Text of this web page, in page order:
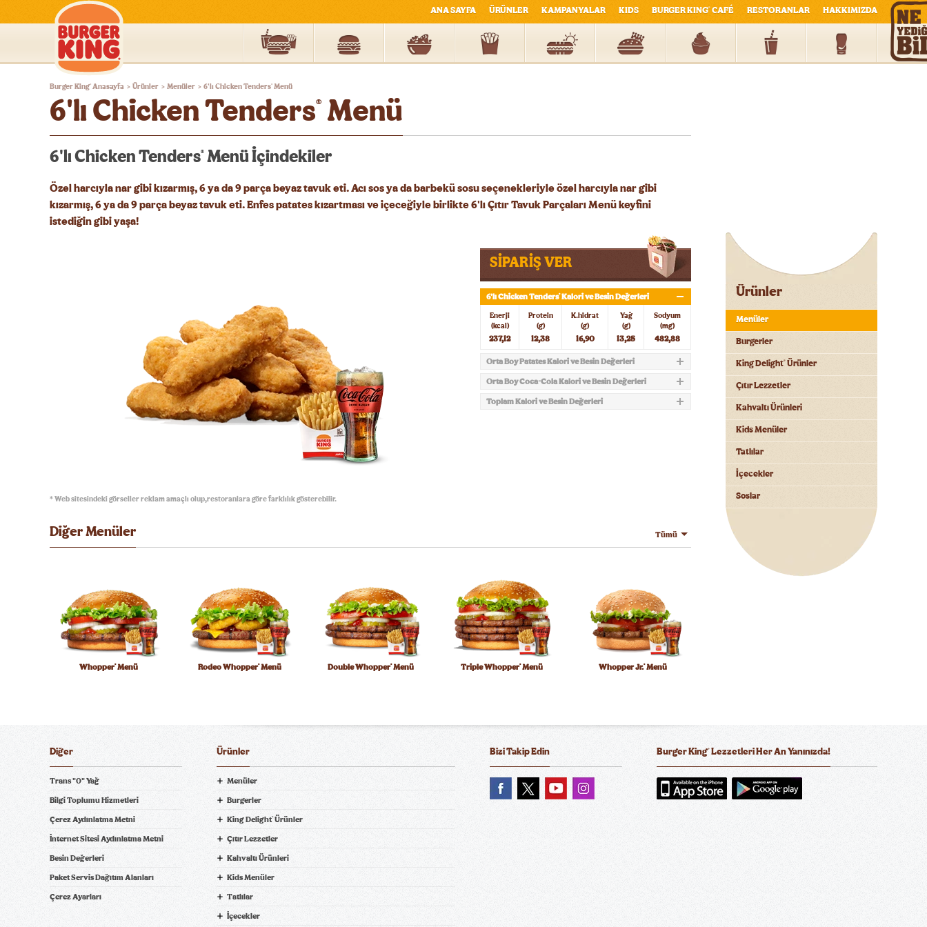
Burger
King®
Türkiye
ANA SAYFA ÜRÜNLER KAMPANYALAR KIDS BURGER KING® CAFÉ RESTORANLAR HAKKIMIZDA
Burger King® Anasayfa > Ürünler > Menüler > 6'lı Chicken Tenders® Menü
6'lı Chicken Tenders® Menü
6'lı Chicken Tenders® Menü İçindekiler
Özel harcıyla nar gibi kızarmış, 6 ya da 9 parça beyaz tavuk eti. Acı sos ya da barbekü sosu seçenekleriyle özel harcıyla nar gibi
kızarmış, 6 ya da 9 parça beyaz tavuk eti. Enfes patates kızartması ve içeceğiyle birlikte 6'lı Çıtır Tavuk Parçaları Menü keyfini
istediğin gibi yaşa!
* Web sitesindeki görseller reklam amaçlı olup,restoranlara göre farklılık gösterebilir.
SİPARİŞ VER
6'lı Chicken Tenders®Kalori ve Besin Değerleri
Enerji
(kcal)
237,12
Protein
(g)
12,38
K.hidrat
(g)
16,90
Yağ
(g)
13,25
Sodyum
(mg)
482,88
Orta Boy Patates Kalori ve Besin Değerleri
Orta Boy Coca-Cola Kalori ve Besin Değerleri
Toplam Kalori ve Besin Değerleri
Diğer Menüler
Whopper®Menü Rodeo Whopper®Menü Double Whopper®Menü Triple Whopper®Menü Whopper Jr.®Menü
Plant-Based Whopper Menü Double Whopper Jr. Menü King Beef Burger Menü Trüflü King Beef Burger Menü
Tümü
Ürünler
Menüler
Burgerler
King Delight® Ürünler
Çıtır Lezzetler
Kahvaltı Ürünleri
Kids Menüler
Tatlılar
İçecekler
Soslar
Burger King® Lezzetleri Her An Yanınızda!
Ver! tiklagelsin.com
Bizi Takip Edin
Ürünler
Menüler
Burgerler
King Delight® Ürünler
Çıtır Lezzetler
Kahvaltı Ürünleri
Kids Menüler
Tatlılar
İçecekler
Diğer
Trans "0" Yağ
Bilgi Toplumu Hizmetleri
Çerez Aydınlatma Metni
İnternet Sitesi Aydınlatma Metni
Besin Değerleri
Paket Servis Dağıtım Alanları
Çerez Ayarları